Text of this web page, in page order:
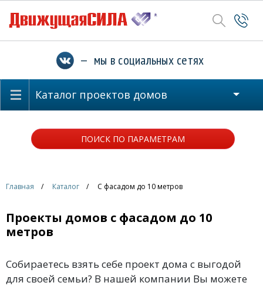
— мы в социальных сетях
Каталог проектов домов
ПОИСК ПО ПАРАМЕТРАМ
Главная Каталог С фасадом до 10 метров
Проекты домов с фасадом до 10
метров
Собираетесь взять себе проект дома с выгодой
для своей семьи? В нашей компании Вы можете